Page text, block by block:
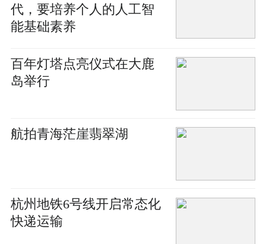
代，要培养个人的人工智
能基础素养
百年灯塔点亮仪式在大鹿
岛举行
航拍青海茫崖翡翠湖
杭州地铁6号线开启常态化
快递运输